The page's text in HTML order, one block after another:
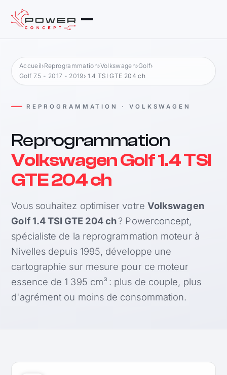
Accueil›Reprogrammation›Volkswagen›Golf›
Golf 7.5 - 2017 - 2019› 1.4 TSI GTE 204 ch
REPROGRAMMATION · VOLKSWAGEN
Reprogrammation
Volkswagen Golf 1.4 TSI
GTE 204 ch
Vous souhaitez optimiser votre Volkswagen
Golf 1.4 TSI GTE 204 ch? Powerconcept,
spécialiste de la reprogrammation moteur à
Nivelles depuis 1995, développe une
cartographie sur mesure pour ce moteur
essence de 1 395 cm³ : plus de couple, plus
d'agrément ou moins de consommation.